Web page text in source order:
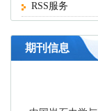
RSS服务
期刊信息